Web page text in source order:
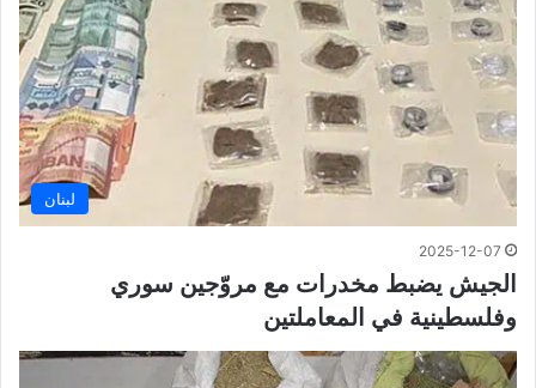
لبنان
2025-12-07
الجيش يضبط مخدرات مع مروّجين سوري
وفلسطينية في المعاملتين